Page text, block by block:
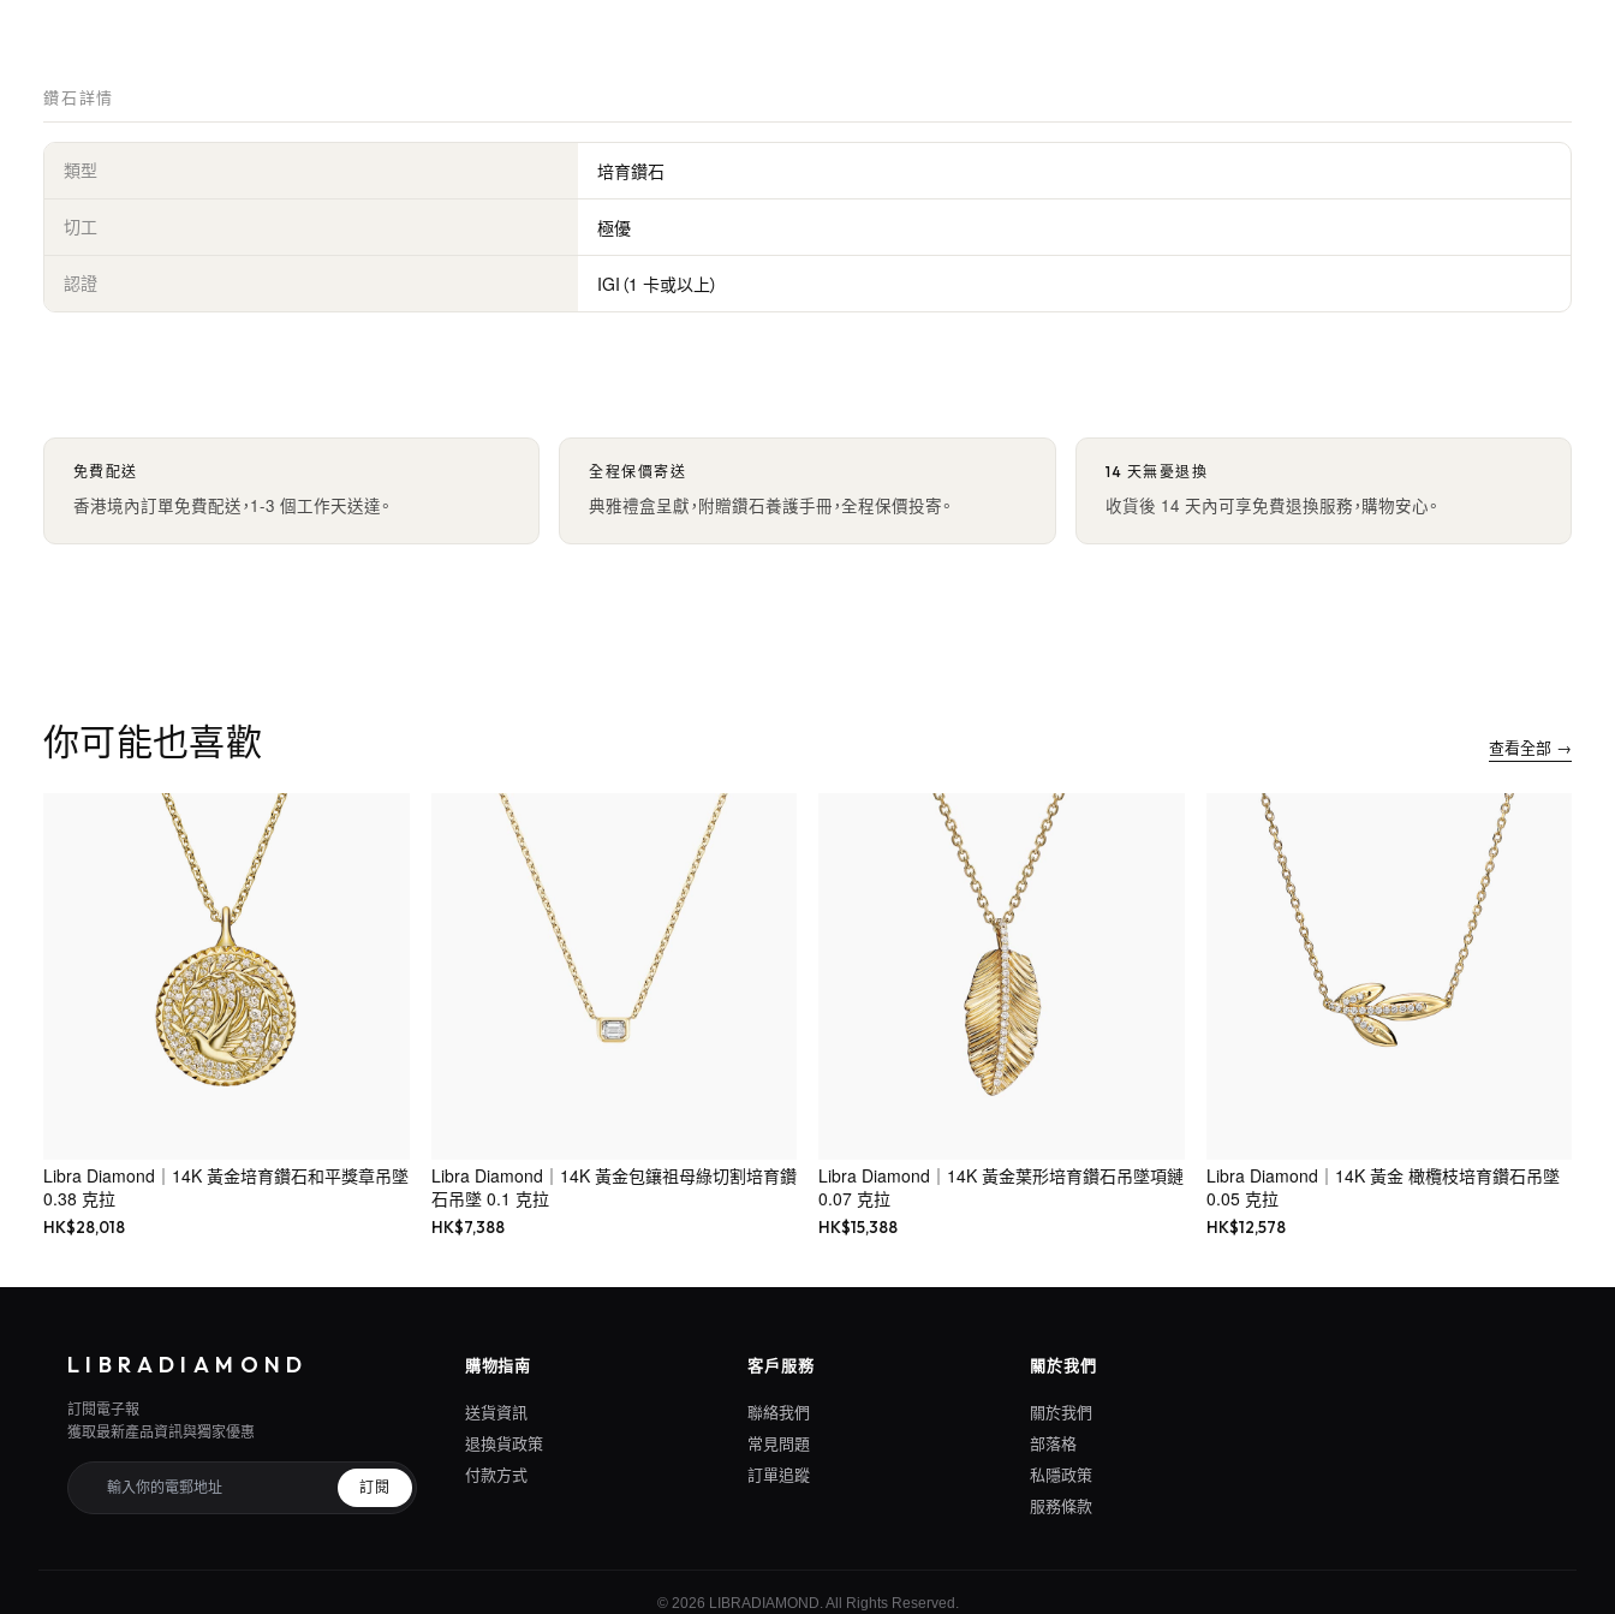
鑽石詳情
類型 培育鑽石
切工 極優
認證 IGI（1 卡或以上）
免費配送
香港境內訂單免費配送，1-3 個工作天送達。
全程保價寄送
典雅禮盒呈獻，附贈鑽石養護手冊，全程保價投寄。
14 天無憂退換
收貨後 14 天內可享免費退換服務，購物安心。
你可能也喜歡 查看全部 →
Libra Diamond｜14K 黃金培育鑽石和平獎章吊墜
0.38 克拉
HK$28,018
Libra Diamond｜14K 黃金包鑲祖母綠切割培育鑽
石吊墜 0.1 克拉
HK$7,388
Libra Diamond｜14K 黃金葉形培育鑽石吊墜項鏈
0.07 克拉
HK$15,388
Libra Diamond｜14K 黃金 橄欖枝培育鑽石吊墜
0.05 克拉
HK$12,578
LIBRADIAMOND
訂閱電子報
獲取最新產品資訊與獨家優惠
訂閱
購物指南
送貨資訊
退換貨政策
付款方式
客戶服務
聯絡我們
常見問題
訂單追蹤
關於我們
關於我們
部落格
私隱政策
服務條款
© 2026 LIBRADIAMOND . All Rights Reserved.